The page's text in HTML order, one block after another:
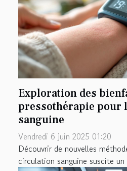
Exploration des
pressothérapie pour
sanguine
Vendredi 6 juin 2025 01:20
Découvrir de nouvelles
circulation sanguine suscite